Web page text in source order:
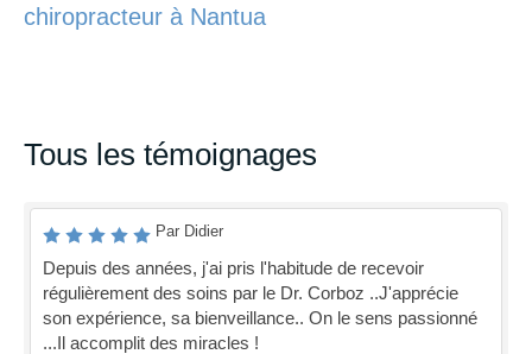
chiropracteur à Nantua
Tous les témoignages
Par Didier
Depuis des années, j'ai pris l'habitude de recevoir
régulièrement des soins par le Dr. Corboz ..J'apprécie
son expérience, sa bienveillance.. On le sens passionné
...Il accomplit des miracles !